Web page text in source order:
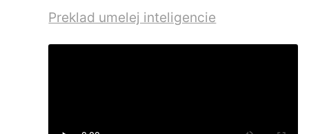
Preklad umelej inteligencie